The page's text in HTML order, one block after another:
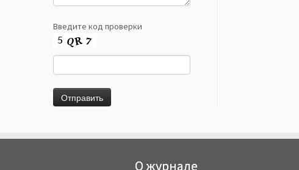
Введите код проверки
О журнале